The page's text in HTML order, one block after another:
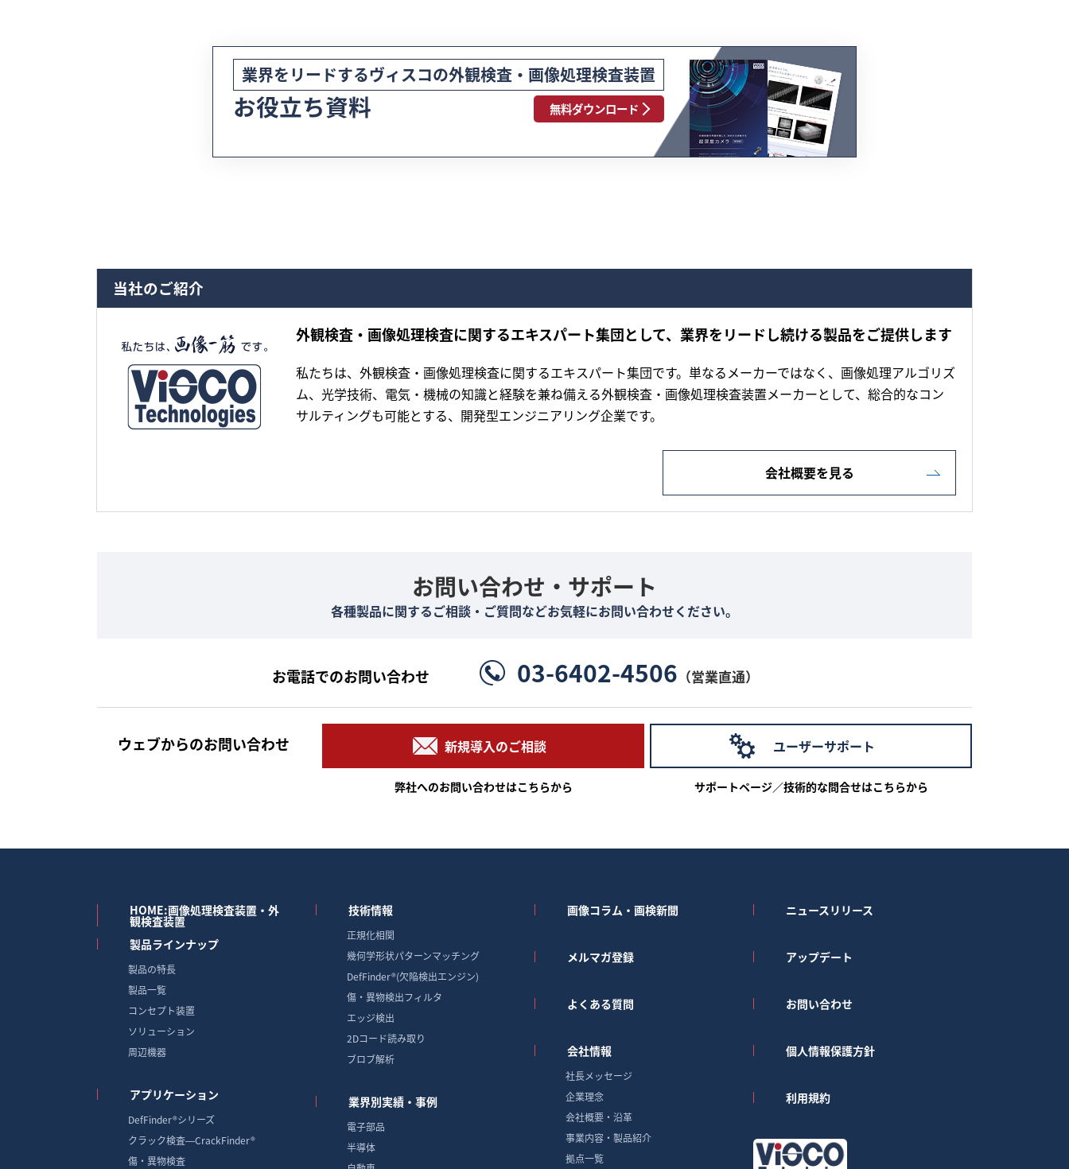
業界をリードするヴィスコの外観検査・画像処理検査装置
お役立ち資料 無料ダウンロード
当社のご紹介
外観検査・画像処理検査に関するエキスパート集団として、業界をリードし続ける製品をご提供します
私たちは、外観検査・画像処理検査に関するエキスパート集団です。単なるメーカーではなく、画像処理アルゴリズ
ム、光学技術、電気・機械の知識と経験を兼ね備える外観検査・画像処理検査装置メーカーとして、総合的なコン
サルティングも可能とする、開発型エンジニアリング企業です。
会社概要を見る
お問い合わせ・サポート
各種製品に関するご相談・ご質問などお気軽にお問い合わせください。
お電話でのお問い合わせ 03-6402-4506 （営業直通）
ウェブからのお問い合わせ 新規導入のご相談
弊社へのお問い合わせはこちらから
ユーザーサポート
サポートページ／技術的な問合せはこちらから
HOME:画像処理検査装置・外
観検査装置
製品ラインナップ
製品の特長
製品一覧
コンセプト装置
ソリューション
周辺機器
アプリケーション
DefFinder®シリーズ
クラック検査―CrackFinder®
傷・異物検査
技術情報
正規化相関
幾何学形状パターンマッチング
DefFinder®(欠陥検出エンジン)
傷・異物検出フィルタ
エッジ検出
2Dコード読み取り
ブロブ解析
業界別実績・事例
電子部品
半導体
画像コラム・画検新聞
メルマガ登録
よくある質問
会社情報
社長メッセージ
企業理念
会社概要・沿革
事業内容・製品紹介
拠点一覧
ニュースリリース
アップデート
お問い合わせ
個人情報保護方針
利用規約